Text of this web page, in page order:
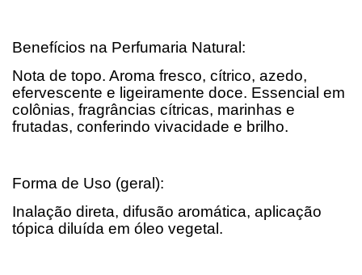
Benefícios na Perfumaria Natural:
Nota de topo. Aroma fresco, cítrico, azedo,
efervescente e ligeiramente doce. Essencial em
colônias, fragrâncias cítricas, marinhas e
frutadas, conferindo vivacidade e brilho.
Forma de Uso (geral):
Inalação direta, difusão aromática, aplicação
tópica diluída em óleo vegetal.